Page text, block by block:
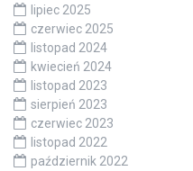
lipiec 2025
czerwiec 2025
listopad 2024
kwiecień 2024
listopad 2023
sierpień 2023
czerwiec 2023
listopad 2022
październik 2022